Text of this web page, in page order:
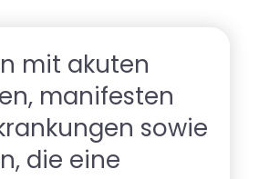
mit akuten
manifesten
sowie
die eine